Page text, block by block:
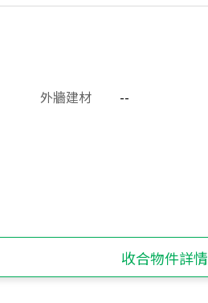
外牆建材 --
收合物件詳情